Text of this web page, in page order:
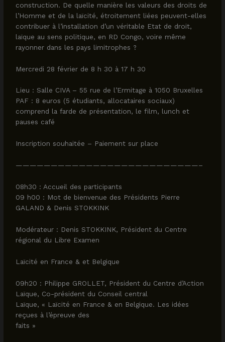
construction. De quelle manière les valeurs des droits de
l’Homme et de la laïcité, étroitement liées peuvent-elles
contribuer à l’installation d’un véritable Etat de droit,
laïque au sens politique, en RD Congo, voire même
rayonner dans les pays limitrophes ?
Mercredi 28 février de 8 h 30 à 17 h 30
Lieu : Salle CIVA – 55 rue de l’Ermitage à 1050 Bruxelles
PAF : 8 euros (5 étudiants, allocataires sociaux)
comprend la farde de présentation, le film, lunch et
pauses café
Inscription souhaitée – Paiement sur place
——————————————————————————–
08h30 : Accueil des participants
09 h00 : Mot de bienvenue des Présidents Pierre
GALAND & Denis STOKKINK
Modérateur : Denis STOKKINK, Président du Centre
régional du Libre Examen
Laïcité en France & et Belgique
09h20 : Philippe GROLLET, Président du Centre d’Action
Laïque, Co-président du Conseil central
Laïque, « Laïcité en France & en Belgique. Les idées
reçues à l’épreuve des
faits »